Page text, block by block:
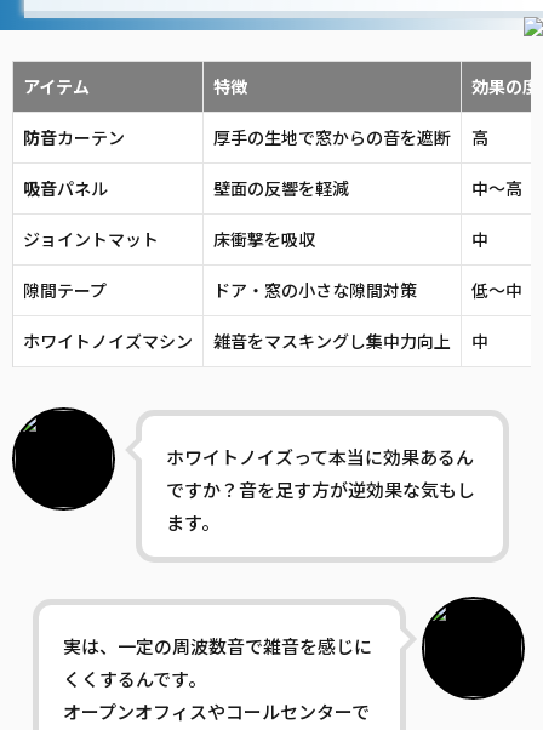
アイテム 特徴 効果の
防音カーテン 厚手の生地で窓からの音を遮断 高
吸音パネル 壁面の反響を軽減 中〜高
ジョイントマット 床衝撃を吸収 中
隙間テープ ドア・窓の小さな隙間対策 低〜中
ホワイトノイズマシン 雑音をマスキングし集中力向上 中
ホワイトノイズって本当に効果あるん
ですか？音を足す方が逆効果な気もし
ます。
実は、一定の周波数音で雑音を感じに
くくするんです。
オープンオフィスやコールセンターで